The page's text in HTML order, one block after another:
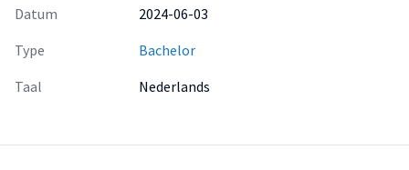
Datum
2024-06-03
Type
Bachelor
Taal
Nederlands